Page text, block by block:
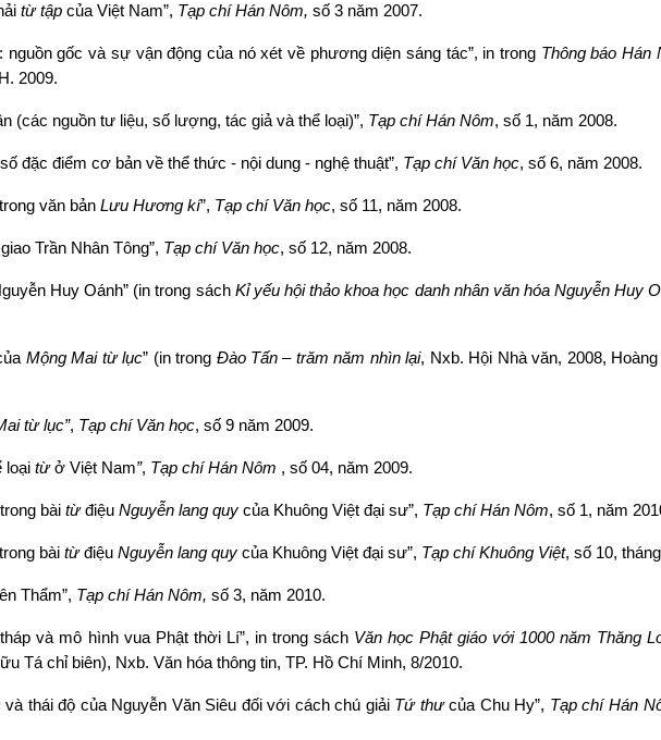
từ tập của Việt Nam”, Tạp chí Hán Nôm, số 3 năm 2007.
gốc và sự vận động của nó xét về phương diện sáng tác”, in trong Thông báo Hán
2009.
(các nguồn tư liệu, số lượng, tác giả và thể loại)”, Tạp chí Hán Nôm, số 1, năm 2008.
đặc điểm cơ bản về thể thức - nội dung - nghệ thuật”, Tạp chí Văn học, số 6, năm 2008.
văn bản Lưu Hương kí”, Tạp chí Văn học, số 11, năm 2008.
Trần Nhân Tông”, Tạp chí Văn học, số 12, năm 2008.
Huy Oánh” (in trong sách Kỉ yếu hội thảo khoa học danh nhân văn hóa Nguyễn Huy
Mộng Mai từ lục” (in trong Đào Tấn – trăm năm nhìn lại, Nxb. Hội Nhà văn, 2008,
từ lục”, Tạp chí Văn học, số 9 năm 2009.
loại từở Việt Nam”, Tạp chí Hán Nôm , số 04, năm 2009.
bài từđiệu Nguyễn lang quy của Khuông Việt đại sư”, Tạp chí Hán Nôm, số 1, năm
bài từđiệu Nguyễn lang quy của Khuông Việt đại sư”, Tạp chí Khuông Việt, số 10,
Thẩm”, Tạp chí Hán Nôm, số 3, năm 2010.
và mô hình vua Phật thời Lí”, in trong sách Văn học Phật giáo với 1000 năm Thăng
Tá chỉ biên), Nxb. Văn hóa thông tin, TP. Hồ Chí Minh, 8/2010.
và thái độ của Nguyễn Văn Siêu đối với cách chú giải Tứ thưcủa Chu Hy”, Tạp chí Hán